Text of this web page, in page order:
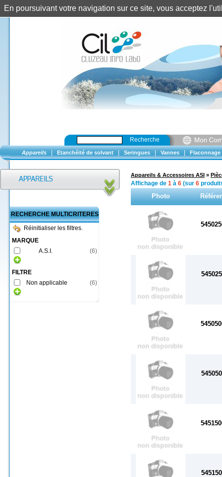
Recherche
Appareils Etanchéité de solvant Seringues Vannes Flaconnage
RECHERCHE MULTICRITERES
Réinitialiser les filtres.
MARQUE
A.S.I.
(6)
FILTRE
Non applicable
(6)
Appareils & Accessoires ASI »
Affichage de 1 à 6 (sur 6
Photo
En poursuivant votre navigation sur ce site, vous acceptez